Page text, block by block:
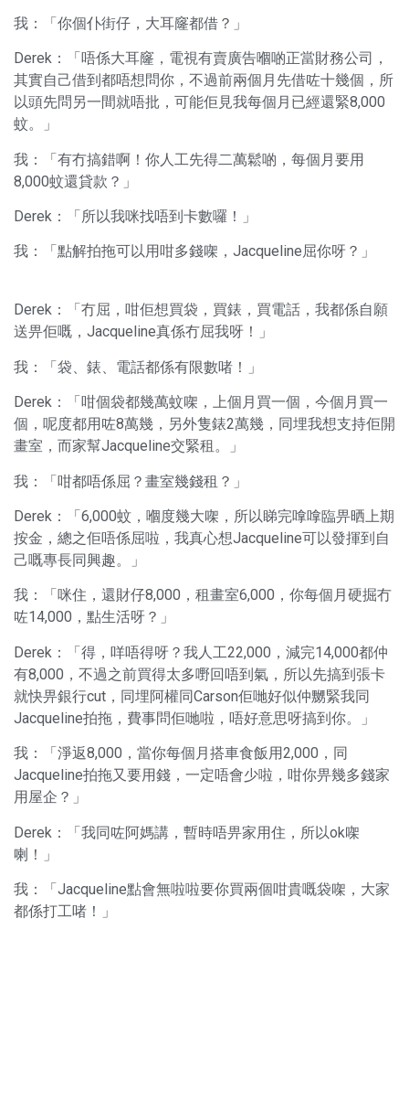
我：「你個仆街仔，大耳窿都借？」
Derek：「唔係大耳窿，電視有賣廣告嗰啲正當財務公司，
其實自己借到都唔想問你，不過前兩個月先借咗十幾個，所
以頭先問另一間就唔批，可能佢見我每個月已經還緊8,000
蚊。」
我：「有冇搞錯啊！你人工先得二萬鬆啲，每個月要用
8,000蚊還貸款？」
Derek：「所以我咪找唔到卡數囉！」
我：「點解拍拖可以用咁多錢㗎，Jacqueline屈你呀？」
Derek：「冇屈，咁佢想買袋，買錶，買電話，我都係自願
送畀佢嘅，Jacqueline真係冇屈我呀！」
我：「袋、錶、電話都係有限數啫！」
Derek：「咁個袋都幾萬蚊㗎，上個月買一個，今個月買一
個，呢度都用咗8萬幾，另外隻錶2萬幾，同埋我想支持佢開
畫室，而家幫Jacqueline交緊租。」
我：「咁都唔係屈？畫室幾錢租？」
Derek：「6,000蚊，嗰度幾大㗎，所以睇完嗱嗱臨畀晒上期
按金，總之佢唔係屈啦，我真心想Jacqueline可以發揮到自
己嘅專長同興趣。」
我：「咪住，還財仔8,000，租畫室6,000，你每個月硬掘冇
咗14,000，點生活呀？」
Derek：「得，咩唔得呀？我人工22,000，減完14,000都仲
有8,000，不過之前買得太多嘢回唔到氣，所以先搞到張卡
就快畀銀行cut，同埋阿權同Carson佢哋好似仲嬲緊我同
Jacqueline拍拖，費事問佢哋啦，唔好意思呀搞到你。」
我：「淨返8,000，當你每個月搭車食飯用2,000，同
Jacqueline拍拖又要用錢，一定唔會少啦，咁你畀幾多錢家
用屋企？」
Derek：「我同咗阿媽講，暫時唔畀家用住，所以ok㗎
喇！」
我：「Jacqueline點會無啦啦要你買兩個咁貴嘅袋㗎，大家
都係打工啫！」